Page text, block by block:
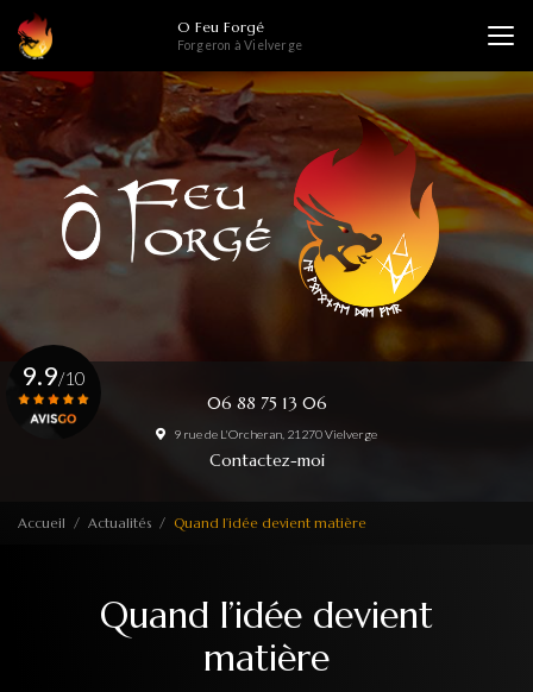
contenu
principal
O Feu Forgé
Forgeron à Vielverge
06 88 75 13 06
9 rue de L'Orcheran, 21270 Vielverge
Contactez-moi
9.9/10
Accueil Actualités Quand l’idée devient matière
Quand l’idée devient
matière